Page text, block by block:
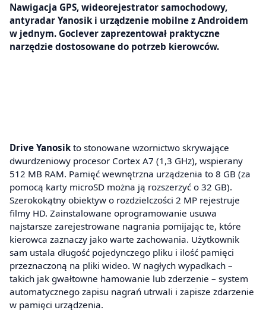
Nawigacja GPS, wideorejestrator samochodowy,
antyradar Yanosik i urządzenie mobilne z Androidem
w jednym. Goclever zaprezentował praktyczne
narzędzie dostosowane do potrzeb kierowców.
Drive Yanosikto stonowane wzornictwo skrywające
dwurdzeniowy procesor Cortex A7 (1,3 GHz), wspierany
512 MB RAM. Pamięć wewnętrzna urządzenia to 8 GB (za
pomocą karty microSD można ją rozszerzyć o 32 GB).
Szerokokątny obiektyw o rozdzielczości 2 MP rejestruje
filmy HD. Zainstalowane oprogramowanie usuwa
najstarsze zarejestrowane nagrania pomijając te, które
kierowca zaznaczy jako warte zachowania. Użytkownik
sam ustala długość pojedynczego pliku i ilość pamięci
przeznaczoną na pliki wideo. W nagłych wypadkach –
takich jak gwałtowne hamowanie lub zderzenie – system
automatycznego zapisu nagrań utrwali i zapisze zdarzenie
w pamięci urządzenia.